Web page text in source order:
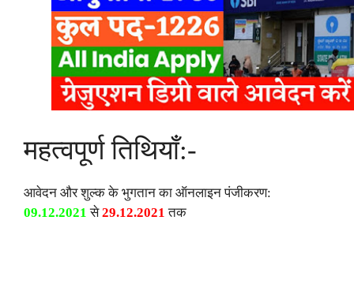
महत्वपूर्ण तिथियाँ:-
आवेदन और शुल्क के भुगतान का ऑनलाइन पंजीकरण:
09.12.2021से29.12.2021 तक